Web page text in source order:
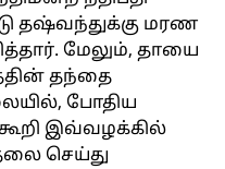
தஷ்வந்துக்கு மரண
மேலும், தாயை
தந்தை
போதிய
இவ்வழக்கில்
செய்து